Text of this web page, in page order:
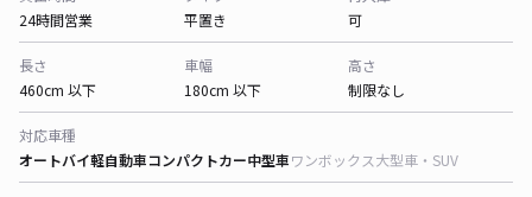
24時間営業
平置き
可
長さ
460cm 以下
車幅
180cm 以下
高さ
制限なし
対応車種
オートバイ軽自動車コンパクトカー中型車ワンボックス大型車・SUV